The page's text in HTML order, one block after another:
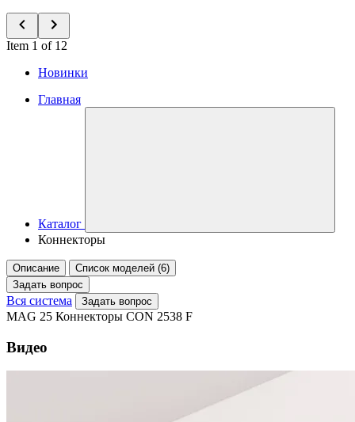
Item 1 of 12
Новинки
Главная
Каталог
Коннекторы
Описание
Список моделей (6)
Задать вопрос
Вся система Задать вопрос
MAG 25 Коннекторы CON 2538 F
Видео